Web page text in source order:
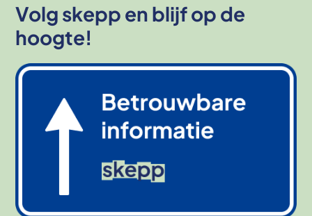
Volg skepp en blijf op de
hoogte!
Afbeelding